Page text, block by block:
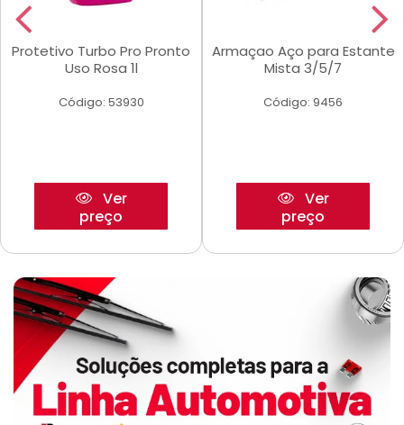
Protetivo Turbo Pro Pronto
Uso Rosa 1l
Código: 53930
Ver
preço
Armaçao Aço para Estante
Mista 3/5/7
Código: 9456
Ver
preço